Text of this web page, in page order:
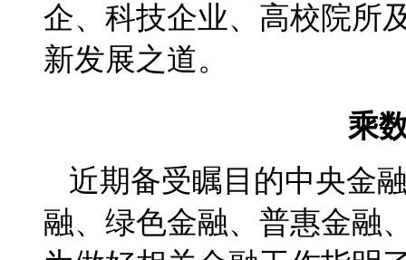
企、科技企业、高校院所
新发展之道。
乘
近期备受瞩目的中央金
融、绿色金融、普惠金融